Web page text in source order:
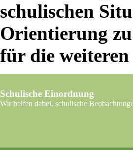
schulischen
Orientierung
für die
Schulische Einordnung
Wir helfen dabei, schulische